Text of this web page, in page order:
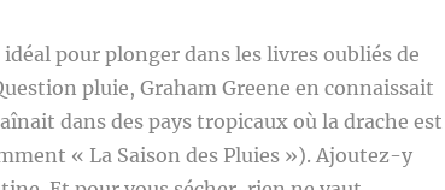
pour plonger dans les livres oubliés de
pluie, Graham Greene en connaissait
dans des pays tropicaux où la drache est
« La Saison des Pluies »). Ajoutez-y